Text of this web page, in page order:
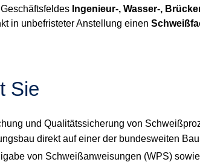
Ingenieur-, Wasser-,
in unbefristeter Anstellung einen
Sie
und Qualitätssicherung von
direkt auf einer der bundesweiten
von Schweißanweisungen (WPS)